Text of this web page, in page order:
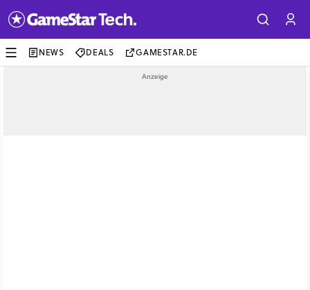
NEWS DEALS GAMESTAR.DE